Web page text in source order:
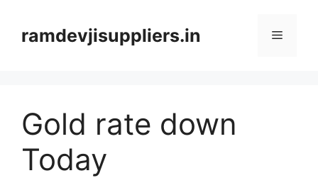
contentramdevjisuppliers.in Menu
Gold rate down
Today